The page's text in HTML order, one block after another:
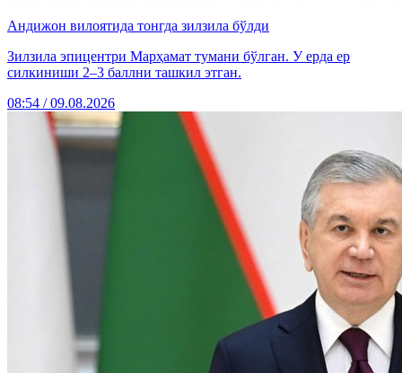
Андижон вилоятида тонгда зилзила бўлди
Зилзила эпицентри Марҳамат тумани бўлган. У ерда ер
силкиниши 2–3 баллни ташкил этган.
08:54 / 09.08.2026